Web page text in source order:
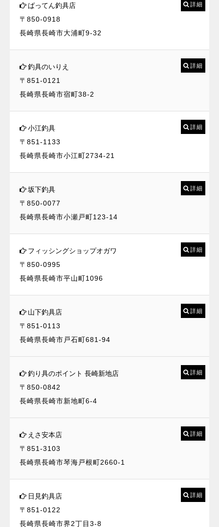
ばってん釣具店
〒850-0918
長崎県長崎市大浦町9-32
詳細
釣具のいりえ
〒851-0121
長崎県長崎市宿町38-2
詳細
小江釣具
〒851-1133
長崎県長崎市小江町2734-21
詳細
坂下釣具
〒850-0077
長崎県長崎市小瀬戸町123-14
詳細
フィッシングショップオガワ
〒850-0995
長崎県長崎市平山町1096
詳細
山下釣具店
〒851-0113
長崎県長崎市戸石町681-94
詳細
釣り具のポイント 長崎新地店
〒850-0842
長崎県長崎市新地町6-4
詳細
えさ安本店
〒851-3103
長崎県長崎市琴海戸根町2660-1
詳細
日見釣具店
〒851-0122
長崎県長崎市界2丁目3-8
詳細